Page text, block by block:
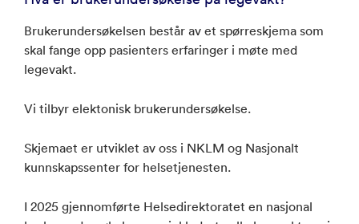
Brukerundersøkelsen består av et spørreskjema som
skal fange opp pasienters erfaringer i møte med
legevakt.
Vi tilbyr elektonisk brukerundersøkelse.
Skjemaet er utviklet av oss i NKLM og Nasjonalt
kunnskapssenter for helsetjenesten.
I 2025 gjennomførte Helsedirektoratet en nasjonal